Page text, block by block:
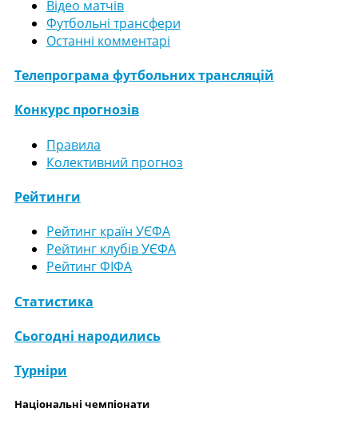
Відео матчів
Футбольні трансфери
Останні комментарі
Телепрограма футбольних трансляцій
Конкурс прогнозів
Правила
Колективний прогноз
Рейтинги
Рейтинг країн УЄФА
Рейтинг клубів УЄФА
Рейтинг ФІФА
Статистика
Сьогодні народились
Турніри
Національні чемпіонати